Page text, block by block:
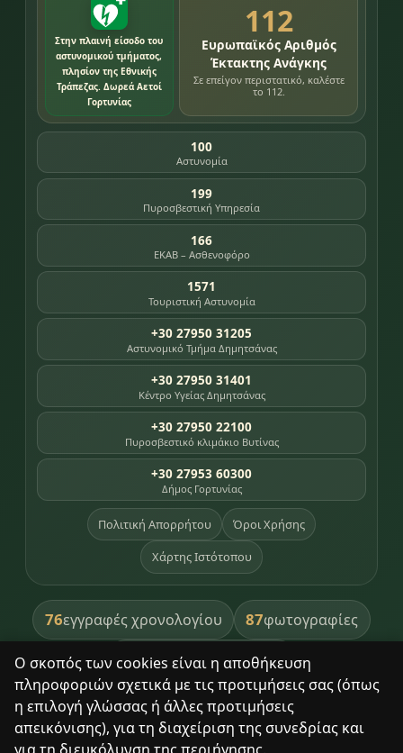
Ο σκοπός των cookies είναι η αποθήκευση
πληροφοριών σχετικά με τις προτιμήσεις σας (όπως
η επιλογή γλώσσας ή άλλες προτιμήσεις
απεικόνισης), για τη διαχείριση της συνεδρίας και
Στην πλαινή είσοδο του
αστυνομικού τμήματος,
πλησίον της Εθνικής
Τράπεζας. Δωρεά Αετοί
Γορτυνίας
112
Ευρωπαϊκός Αριθμός
Έκτακτης Ανάγκης
Σε επείγον περιστατικό, καλέστε
το 112.
100
Αστυνομία
199
Πυροσβεστική Υπηρεσία
166
ΕΚΑΒ – Ασθενοφόρο
1571
Τουριστική Αστυνομία
+30 27950 31205
Αστυνομικό Τμήμα Δημητσάνας
+30 27950 31401
Κέντρο Υγείας Δημητσάνας
+30 27950 22100
Πυροσβεστικό κλιμάκιο Βυτίνας
+30 27953 60300
Δήμος Γορτυνίας
Πολιτική Απορρήτου Όροι Χρήσης
Χάρτης Ιστότοπου
76εγγραφές χρονολογίου 87φωτογραφίες
391βιβλία βιβλιοθήκης
8σημεία κληρονομιάς